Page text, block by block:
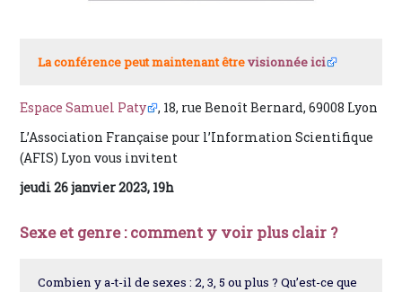
La conférence peut maintenant êtrevisionnée ici
Espace Samuel Paty
, 18, rue Benoît Bernard, 69008 Lyon
L’Association Française pour l’Information Scientifique
(AFIS) Lyon vous invitent
jeudi 26 janvier 2023, 19h
Sexe et genre : comment y voir plus clair ?
Combien y a-t-il de sexes : 2, 3, 5 ou plus ? Qu’est-ce que